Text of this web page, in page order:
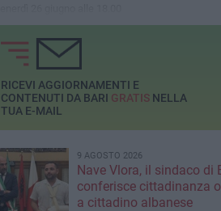
RICEVI AGGIORNAMENTI E
CONTENUTI DA BARI GRATISNELLA
TUA E-MAIL
9 AGOSTO 2026
Nave Vlora, il sindaco di
conferisce cittadinanza
a cittadino albanese